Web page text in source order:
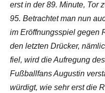
erst in der 89. Minute, Tor
95. Betrachtet man nun
im Eröffnungsspiel gegen
den letzten Drücker,
fiel, wird die Aufregung
Fußballfans Augustin
würdigt, wie sehr erst die